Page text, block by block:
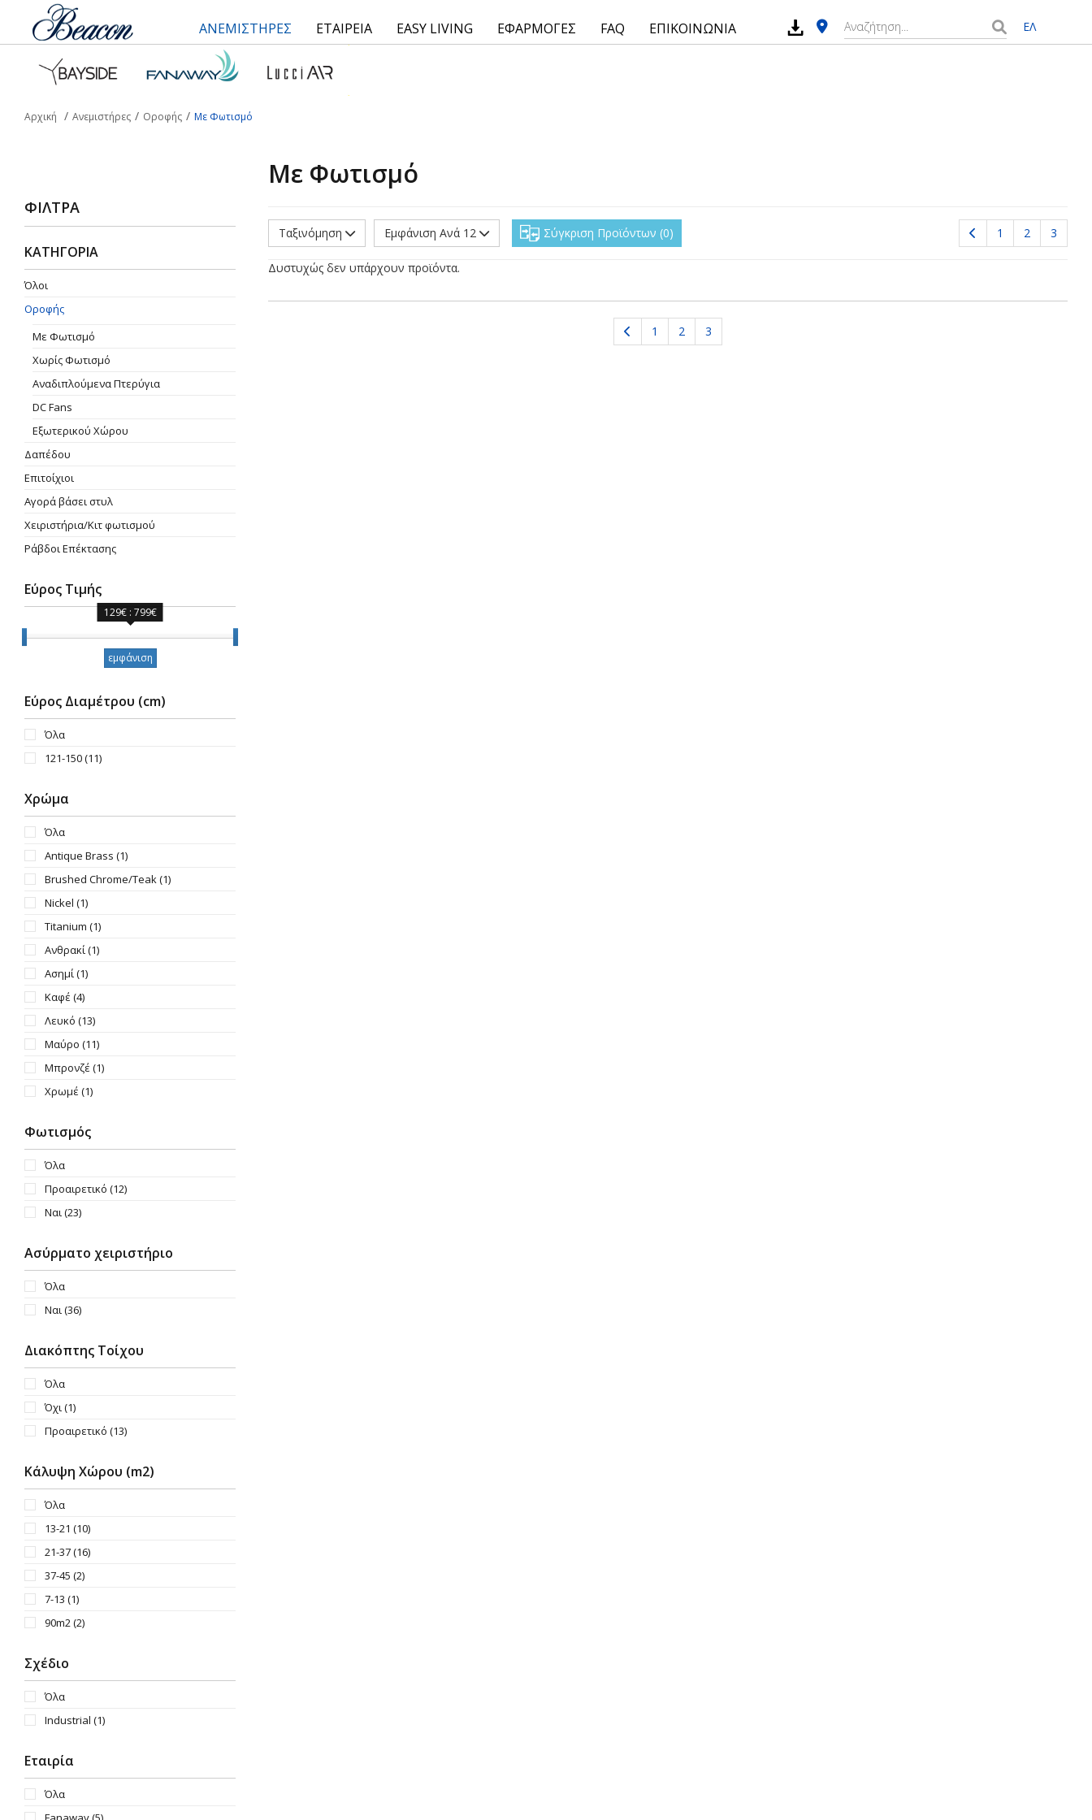
ΑΝΕΜΙΣΤΗΡΕΣ ΕΤΑΙΡΕΙΑ EASY LIVING ΕΦΑΡΜΟΓΕΣ FAQ ΕΠΙΚΟΙΝΩΝΙΑ ΕΛ
Αρχική Ανεμιστήρες Οροφής Με Φωτισμό
ΦΊΛΤΡΑ
ΚΑΤΗΓΟΡΙΑ
Όλοι
Οροφής
Με Φωτισμό
Χωρίς Φωτισμό
Aναδιπλούμενα Πτερύγια
DC Fans
Εξωτερικού Χώρου
Δαπέδου
Επιτοίχιοι
Αγορά βάσει στυλ
Χειριστήρια/Κιτ φωτισμού
Ράβδοι Επέκτασης
Εύρος Τιμής
Εύρος Τιμής
129€ : 799€
εμφάνιση
Εύρος Διαμέτρου (cm)
Όλα
121-150(11)
Χρώμα
Όλα
Antique Brass (1)
Brushed Chrome/Teak(1)
Nickel (1)
Titanium (1)
Ανθρακί(1)
Ασημί(1)
Καφέ (4)
Λευκό (13)
Μαύρο (11)
Μπρονζέ (1)
Χρωμέ (1)
Φωτισμός
Όλα
Προαιρετικό (12)
Ναι(23)
Ασύρματο χειριστήριο
Όλα
Ναι(36)
Διακόπτης Τοίχου
Όλα
Όχι(1)
Προαιρετικό (13)
Κάλυψη Χώρου (m2)
Όλα
13-21 (10)
21-37(16)
37-45 (2)
7-13 (1)
90m2(2)
Σχέδιο
Όλα
Industrial (1)
Εταιρία
Όλα
Με Φωτισμό
Ταξινόμηση Εμφάνιση Ανά 12 Σύγκριση Προϊόντων 0 1 2 3
Δυστυχώς δεν υπάρχουν προϊόντα.
1 2 3